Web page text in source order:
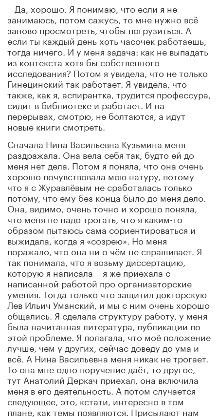
– Да, хорошо. Я понимаю, что если я не
занимаюсь, потом сажусь, то мне нужно всё
заново просмотреть, чтобы погрузиться. А
если ты каждый день хоть часочек работаешь,
тогда ничего. И у меня задача: как не выпадать
из контекста хотя бы собственного
исследования? Потом я увидела, что не только
Гинецинский так работает. Я увидела, что
также, как я, аспирантка, трудится профессура,
сидит в библиотеке и работает. И на
перерывах, смотрю, не болтаются, а идут
новые книги смотреть.
Сначала Нина Васильевна Кузьмина меня
раздражала. Она вела себя так, будто ей до
меня нет дела. Потом я поняла, что она очень
хорошо почувствовала мою натуру, потому
что я с Журавлёвым не сработалась только
потому, что ему без конца было до меня дело.
Она, видимо, очень точно и хорошо поняла,
что меня не надо трогать, что я каким-то
образом пытаюсь сама сориентироваться и
выжидала, когда я «созрею». Но меня
поражало, что она ни о чём не спрашивает. Я
так понимала, что я возьму диссертацию,
которую я написала – я же приехала с
написанной работой про организаторские
умения. Тогда только что защитил докторскую
Лев Ильич Уманский, и мы с ним очень хорошо
общались. Я сделала структуру работу, у меня
была начитанная литература, публикации по
этой проблеме. Я полагала, что моё положение
лучше, чем у других, сейчас доведу до ума и
всё. А Нина Васильевна меня никак не трогает.
То она мне одно поручение даёт, то другое,
тут Анатолий Деркач приехал, она включила
меня в его деятельность. А потом случается
следующее, это, кстати, интересно в том
плане, как темы появляются. Присылают нам